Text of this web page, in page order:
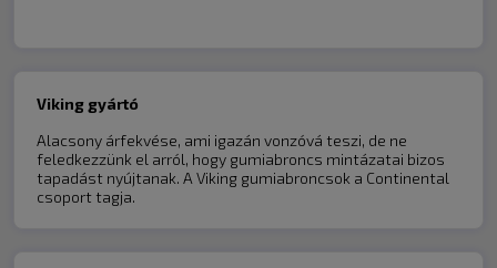
Gyártó:
Méret:
175/70R13
Típus:
Személy
Idény:
Viking gyártó
Alacsony árfekvése, ami igazán vonzóvá teszi, de ne
feledkezzünk el arról, hogy gumiabroncs mintázatai bizos
tapadást nyújtanak. A Viking gumiabroncsok a Continental
csoport tagja.